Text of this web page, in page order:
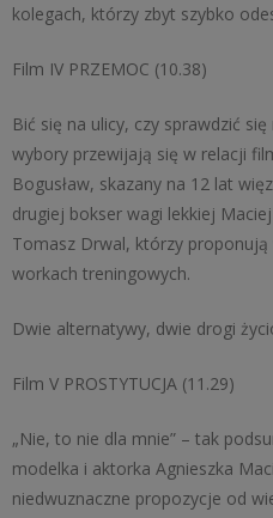
kolegach, którzy zbyt szybko
Film IV PRZEMOC (10.38)
Bić się na ulicy, czy sprawdzić
wybory przewijają się w relacji
Bogusław, skazany na 12 lat
drugiej bokser wagi lekkiej
Tomasz Drwal, którzy proponują
workach treningowych.
Dwie alternatywy, dwie drogi
Film V PROSTYTUCJA (11.29)
„Nie, to nie dla mnie” – tak
modelka i aktorka Agnieszka
niedwuznaczne propozycje od